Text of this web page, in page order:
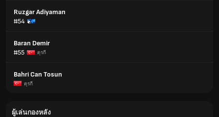
Ruzgar Adiyaman
#54
Baran Demir
#55
ตุรกี
Bahri Can Tosun
ตุรกี
ผู้เล่นกองหลัง